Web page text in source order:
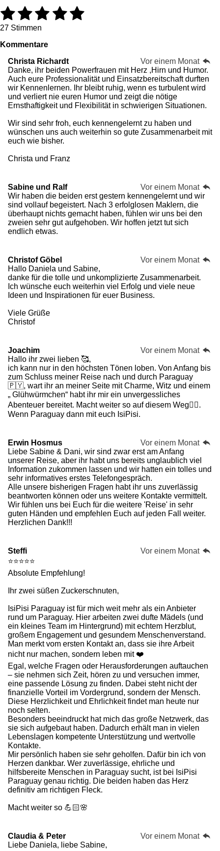
B
e
w
r
1
S
t
e
n
2
S
t
e
r
n
e
3
S
t
e
r
n
e
4
e
r
n
e
5
e
r
n
e
B
n
g
a
b
s
n
d
27 Stimmen
Kommentare
Christa Richardt
Vor einem Monat
Danke, ihr beiden Powerfrauen mit Herz ,Hirn und Humor.
Auch eure Professionalität und Einsatzbereitschaft durften
wir Kennenlernen. Ihr bleibt ruhig, wenn es turbulent wird
und verliert nie euren Humor und zeigt die nötige
Ernsthaftigkeit und Flexibilität in schwierigen Situationen.
Wir sind sehr froh, euch kennengelernt zu haben und
wünschen uns auch weiterhin so gute Zusammenarbeit mit
euch wie bisher.
Christa und Franz
Sabine und Ralf
Vor einem Monat
Wir haben die beiden erst gestern kennengelernt und wir
sind vollauf begeistert. Nach 3 erfolglosen Maklern, die
überhaupt nichts gemacht haben, fühlen wir uns bei den
zweien sehr gut aufgehoben. Wir hoffen jetzt tut sich
endlich etwas.
Christof Göbel
Vor einem Monat
Hallo Daniela und Sabine,
danke für die tolle und unkomplizierte Zusammenarbeit.
Ich wünsche euch weiterhin viel Erfolg und viele neue
Ideen und Inspirationen für euer Business.
Viele Grüße
Christof
Joachim
Vor einem Monat
Hallo ihr zwei lieben 🥰,
ich kann nur in den höchsten Tönen loben. Von Anfang bis
zum Schluss meiner Reise nach und durch Paraguay
🇵🇾, wart ihr an meiner Seite mit Charme, Witz und einem
„ Glühwürmchen“ habt ihr mir ein unvergessliches
Abenteuer bereitet. Macht weiter so auf diesem Weg👍🏻.
Wenn Paraguay dann mit euch IsiPisi.
Erwin Hosmus
Vor einem Monat
Liebe Sabine & Dani, wir sind zwar erst am Anfang
unserer Reise, aber ihr habt uns bereits unglaublich viel
Information zukommen lassen und wir hatten ein tolles und
sehr informatives erstes Telefongespräch.
Alle unsere bisherigen Fragen habt ihr uns zuverlässig
beantworten können oder uns weitere Kontakte vermittelt.
Wir fühlen uns bei Euch für die weitere 'Reise' in sehr
guten Händen und empfehlen Euch auf jeden Fall weiter.
Herzlichen Dank!!!
Steffi
Vor einem Monat
⭐⭐⭐⭐⭐
Absolute Empfehlung!
Ihr zwei süßen Zuckerschnuten,
IsiPisi Paraguay ist für mich weit mehr als ein Anbieter
rund um Paraguay. Hier arbeiten zwei dufte Mädels (und
ein kleines Team im Hintergrund) mit echtem Herzblut,
großem Engagement und gesundem Menschenverstand.
Man merkt vom ersten Kontakt an, dass sie ihre Arbeit
nicht nur machen, sondern leben mit ❤️
Egal, welche Fragen oder Herausforderungen auftauchen
– sie nehmen sich Zeit, hören zu und versuchen immer,
eine passende Lösung zu finden. Dabei steht nicht der
finanzielle Vorteil im Vordergrund, sondern der Mensch.
Diese Herzlichkeit und Ehrlichkeit findet man heute nur
noch selten.
Besonders beeindruckt hat mich das große Netzwerk, das
sie sich aufgebaut haben. Dadurch erhält man in vielen
Lebenslagen kompetente Unterstützung und wertvolle
Kontakte.
Mir persönlich haben sie sehr geholfen. Dafür bin ich von
Herzen dankbar. Wer zuverlässige, ehrliche und
hilfsbereite Menschen in Paraguay sucht, ist bei IsiPisi
Paraguay genau richtig. Die beiden haben das Herz
definitiv am richtigen Fleck.
Macht weiter so 💪🏻🌸
Claudia & Peter
Vor einem Monat
Liebe Daniela, liebe Sabine,